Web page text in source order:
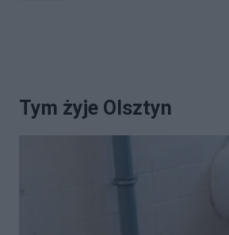
Tym żyje Olsztyn